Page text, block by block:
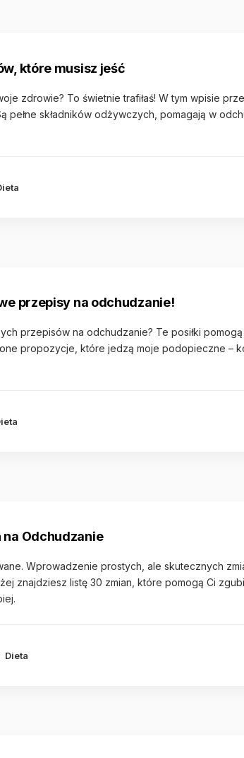
które musisz jeść
zdrowie? To świetnie trafiłaś! W tym wpisie
pełne składników odżywczych, pomagają w
przepisy na odchudzanie!
przepisów na odchudzanie? Te posiłki
propozycje, które jedzą moje podopieczne –
Odchudzanie
Wprowadzenie prostych, ale skutecznych
znajdziesz listę 30 zmian, które pomogą Ci
Dieta